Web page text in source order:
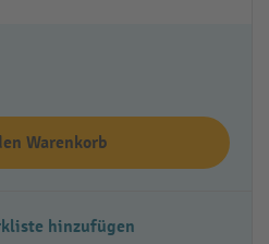
Warenkorb
hinzufügen